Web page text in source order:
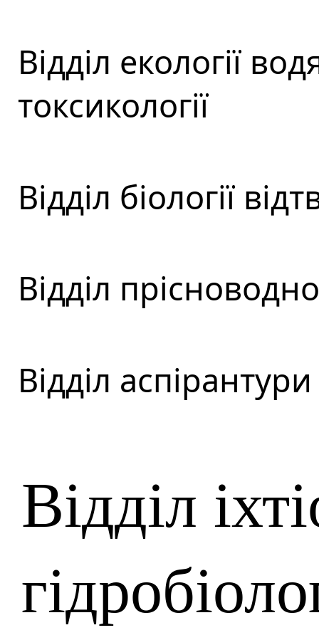
Відділ екології
токсикології
Відділ біології
Відділ
Відділ аспірантури
Відділ